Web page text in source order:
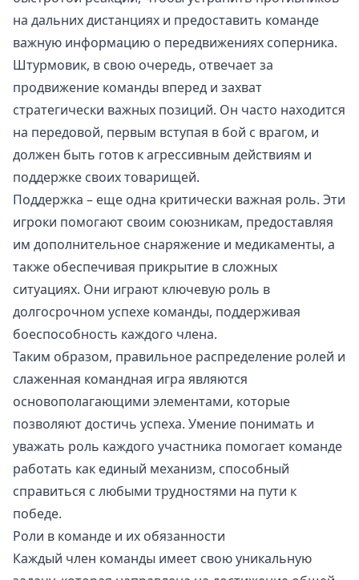
на дальних дистанциях и предоставить команде
важную информацию о передвижениях соперника.
Штурмовик, в свою очередь, отвечает за
продвижение команды вперед и захват
стратегически важных позиций. Он часто находится
на передовой, первым вступая в бой с врагом, и
должен быть готов к агрессивным действиям и
поддержке своих товарищей.
Поддержка – еще одна критически важная роль. Эти
игроки помогают своим союзникам, предоставляя
им дополнительное снаряжение и медикаменты, а
также обеспечивая прикрытие в сложных
ситуациях. Они играют ключевую роль в
долгосрочном успехе команды, поддерживая
боеспособность каждого члена.
Таким образом, правильное распределение ролей и
слаженная командная игра являются
основополагающими элементами, которые
позволяют достичь успеха. Умение понимать и
уважать роль каждого участника помогает команде
работать как единый механизм, способный
справиться с любыми трудностями на пути к
победе.
Роли в команде и их обязанности
Каждый член команды имеет свою уникальную